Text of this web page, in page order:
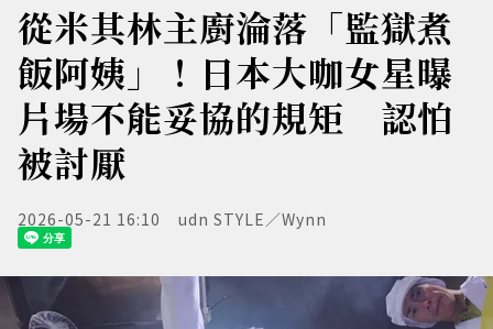
從米其林主廚淪落「監獄煮
飯阿姨」！日本大咖女星曝
片場不能妥協的規矩 認怕
被討厭
2026-05-21 16:10 udn STYLE／Wynn